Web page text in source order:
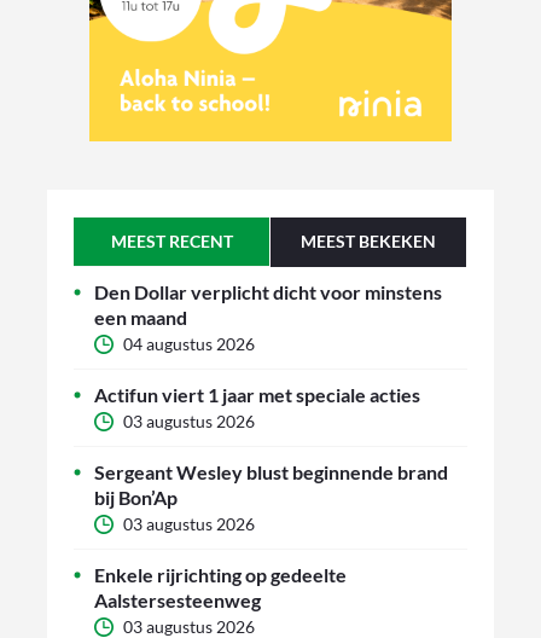
MEEST RECENT MEEST BEKEKEN
Den Dollar verplicht dicht voor minstens
een maand
04 augustus 2026
Actifun viert 1 jaar met speciale acties
03 augustus 2026
Sergeant Wesley blust beginnende brand
bij Bon’Ap
03 augustus 2026
Enkele rijrichting op gedeelte
Aalstersesteenweg
03 augustus 2026